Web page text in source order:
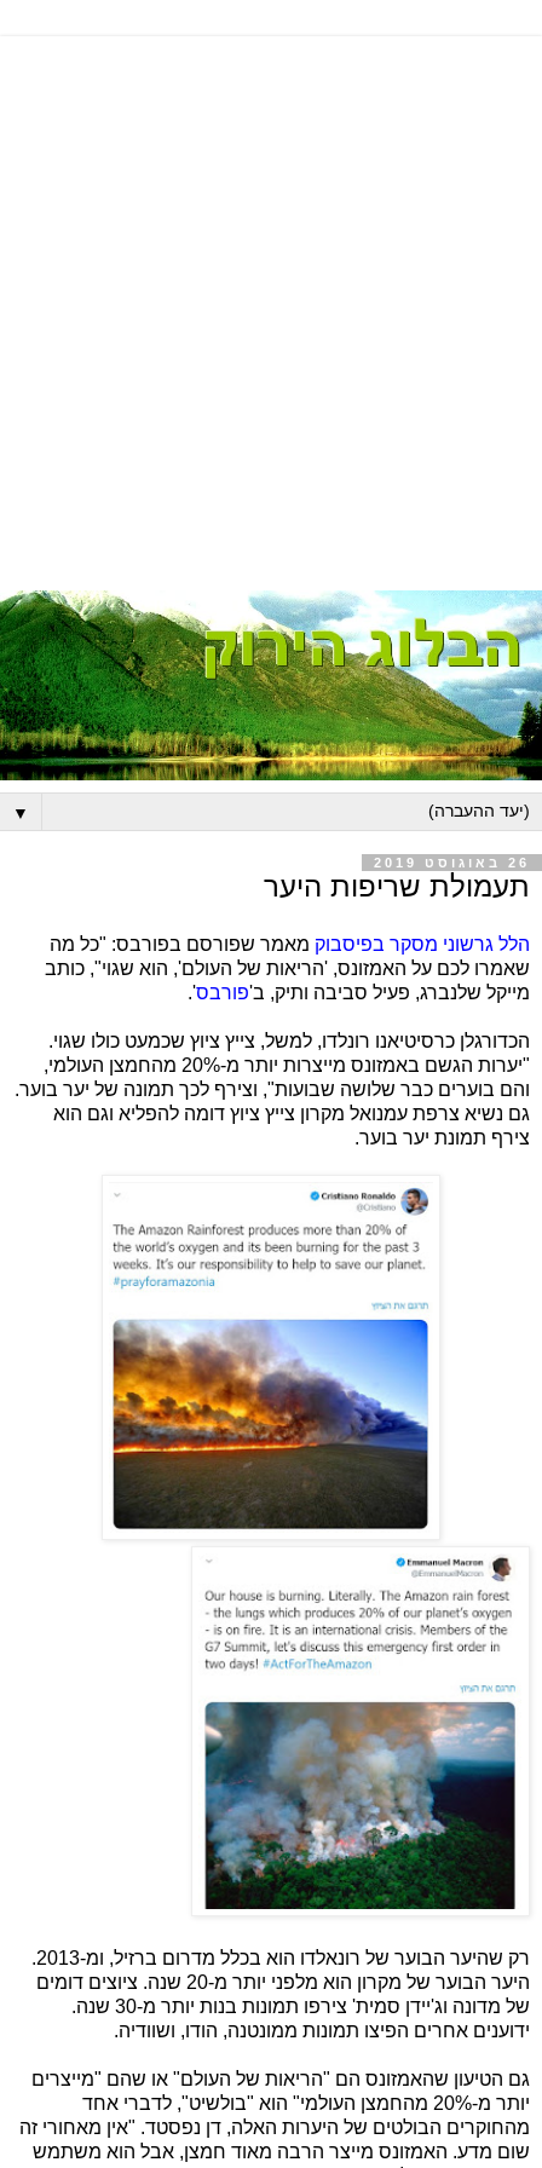
▼
26 באוגוסט 2019
תעמולת שריפות היער
הלל גרשוני מסקר בפיסבוק מאמר שפורסם בפורבס: "כל מה
שאמרו לכם על האמזונס, 'הריאות של העולם', הוא שגוי", כותב
מייקל שלנברג, פעיל סביבה ותיק, ב'פורבס'.
הכדורגלן כרסיטיאנו רונלדו, למשל, צייץ ציוץ שכמעט כולו שגוי.
"יערות הגשם באמזונס מייצרות יותר מ-20% מהחמצן העולמי,
והם בוערים כבר שלושה שבועות", וצירף לכך תמונה של יער בוער.
גם נשיא צרפת עמנואל מקרון צייץ ציוץ דומה להפליא וגם הוא
צירף תמונת יער בוער.
רק שהיער הבוער של רונאלדו הוא בכלל מדרום ברזיל, ומ-2013.
היער הבוער של מקרון הוא מלפני יותר מ-20 שנה. ציוצים דומים
של מדונה וג'יידן סמית' צירפו תמונות בנות יותר מ-30 שנה.
ידוענים אחרים הפיצו תמונות ממונטנה, הודו, ושוודיה.
גם הטיעון שהאמזונס הם "הריאות של העולם" או שהם "מייצרים
יותר מ-20% מהחמצן העולמי" הוא "בולשיט", לדברי אחד
מהחוקרים הבולטים של היערות האלה, דן נפסטד. "אין מאחורי זה
שום מדע. האמזונס מייצר הרבה מאוד חמצן, אבל הוא משתמש